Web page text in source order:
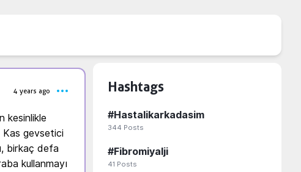
4 years ago
kesinlikle
Kas gevsetici
birkaç defa
kullanmayı
Hashtags
#Hastalikarkadasim
344 Posts
#Fibromiyalji
41 Posts